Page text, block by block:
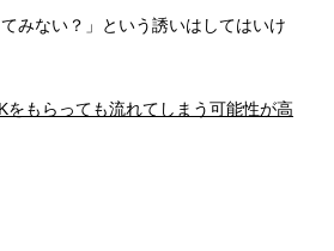
みない？」という誘いはしてはいけ
をもらっても流れてしまう可能性が高